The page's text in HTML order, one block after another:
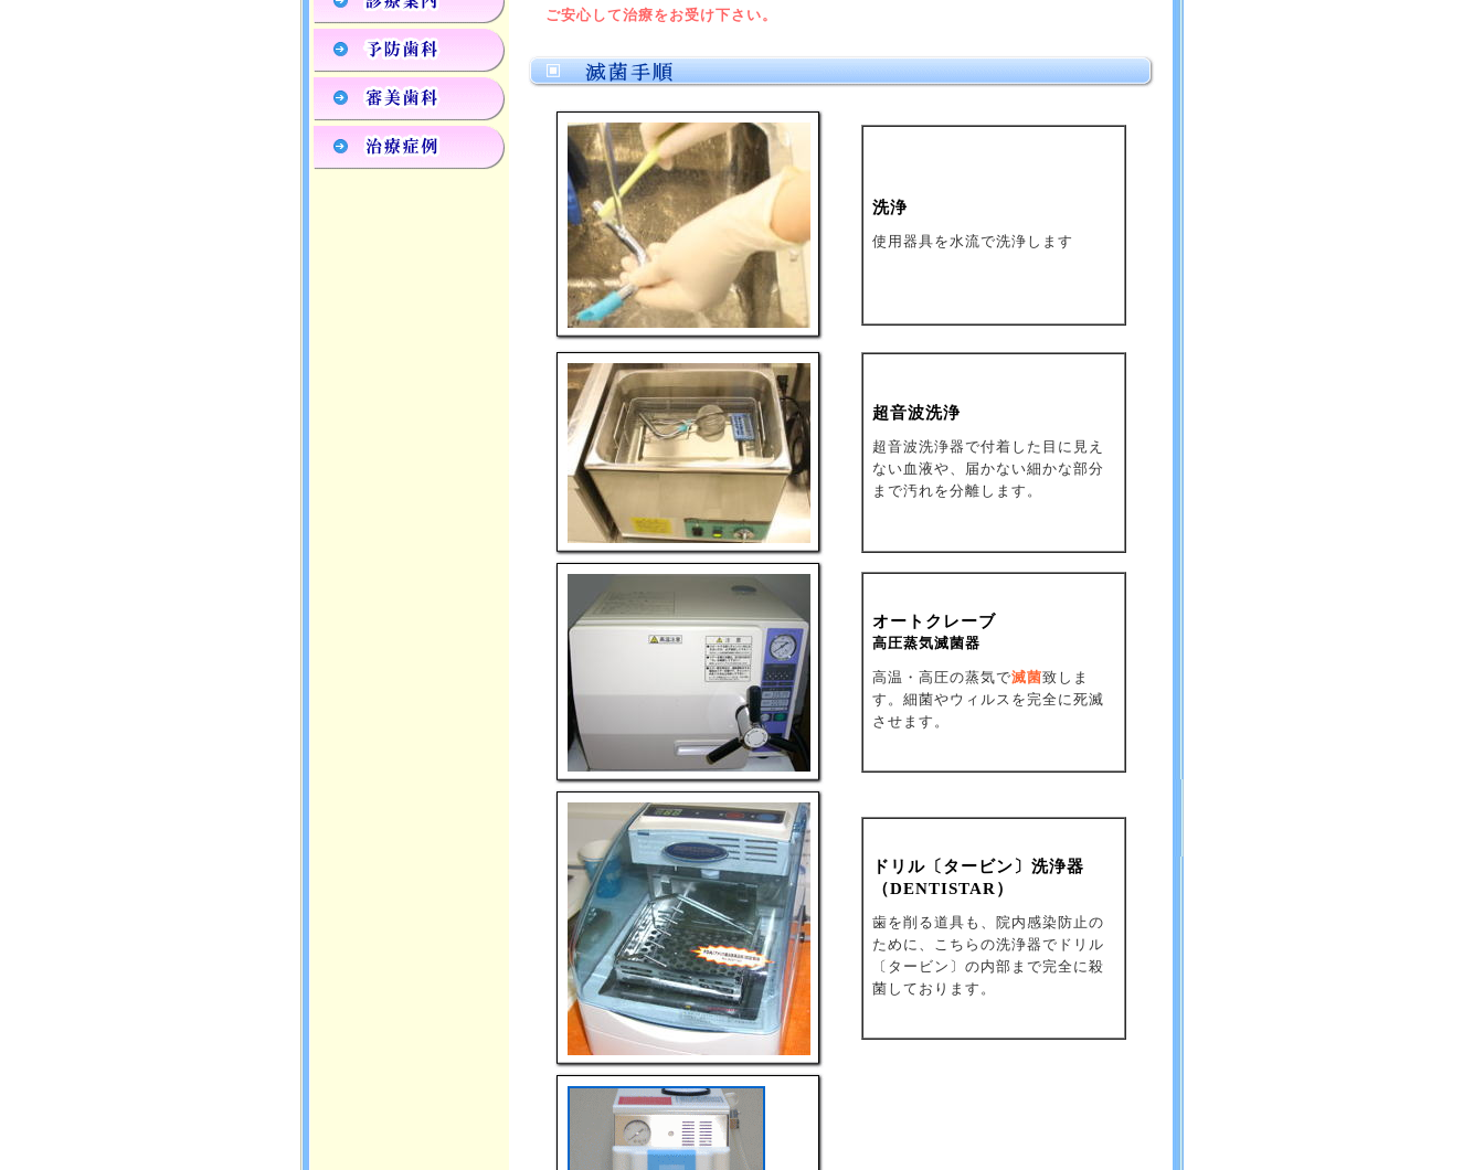
ご安心して治療をお受け下さい。
洗浄
使用器具を水流で洗浄します
超音波洗浄
超音波洗浄器で付着した目に見え
ない血液や、届かない細かな部分
まで汚れを分離します。
オートクレーブ
高圧蒸気滅菌器
高温・高圧の蒸気で滅菌致しま
す。細菌やウィルスを完全に死滅
させます。
ドリル〔タービン〕洗浄器
（DENTISTAR）
歯を削る道具も、院内感染防止の
ために、こちらの洗浄器でドリル
〔タービン〕の内部まで完全に殺
菌しております。